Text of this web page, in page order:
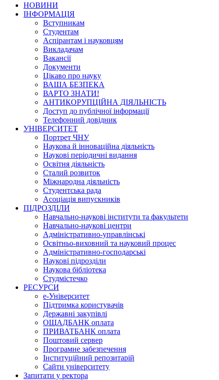
НОВИНИ
ІНФОРМАЦІЯ
Вступникам
Студентам
Аспірантам і науковцям
Викладачам
Вакансії
Документи
Цікаво про науку
ВАША БЕЗПЕКА
ВАРТО ЗНАТИ!
АНТИКОРУПЦІЙНА ДІЯЛЬНІСТЬ
Доступ до публічної інформації
Телефонний довідник
УНІВЕРСИТЕТ
Портрет ЧНУ
Наукова й інноваційна діяльність
Наукові періодичні видання
Освітня діяльність
Сталий розвиток
Міжнародна діяльність
Студентська рада
Асоціація випускників
ПІДРОЗДІЛИ
Навчально-наукові інститути та факультети
Навчально-наукові центри
Адміністративно-управлінські
Освітньо-виховний та науковий процес
Адміністративно-господарські
Наукові підрозділи
Наукова бібліотека
Студмістечко
РЕСУРСИ
е-Університет
Підтримка користувачів
Державні закупівлі
ОЩАДБАНК оплата
ПРИВАТБАНК оплата
Поштовий сервер
Програмне забезпечення
Інституційний репозитарій
Сайти університету
Запитати у ректора